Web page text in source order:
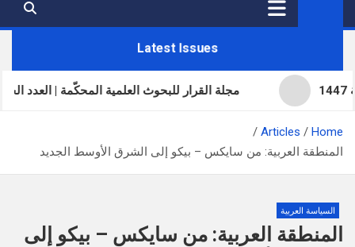
Latest Issues
مجلة القرار للبحوث العلمية المحكّمة | العدد الحادي
Home
Articles
المنطقة العربية: من سايكس – بيكو إلى الشرق الأوسط الجديد
السياسة العربية
المنطقة العربية: من سايكس – بيكو إلى